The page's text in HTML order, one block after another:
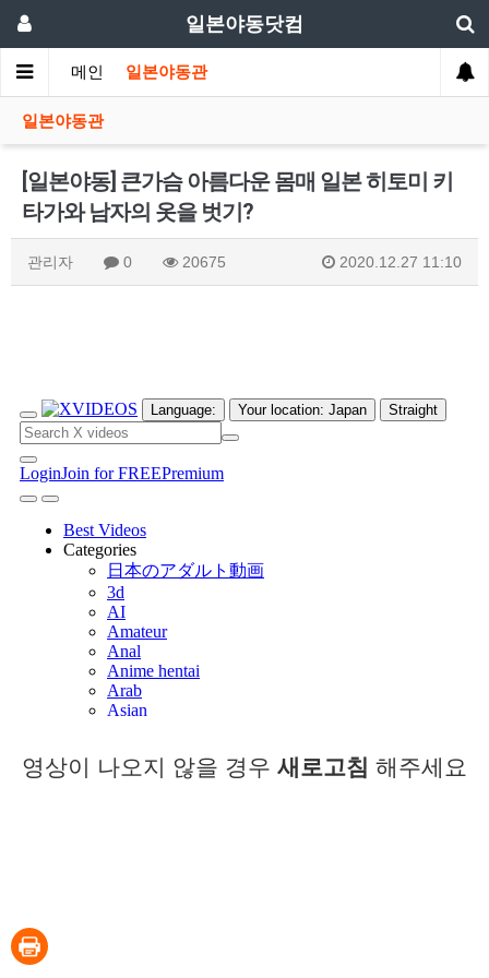
일본야동닷컴
메인 일본야동관
일본야동관
[일본야동] 큰가슴 아름다운 몸매 일본 히토미 키
타가와 남자의 옷을 벗기?
관리자 0 20675 2020.12.27 11:10
영상이 나오지 않을 경우 새로고침 해주세요